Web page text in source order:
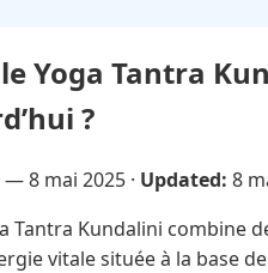
le Yoga Tantra
?
—8 mai 2025 · Updated: 8
Tantra Kundalini combine
vitale située à la base